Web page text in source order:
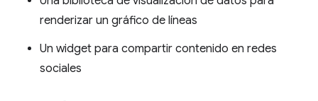
renderizar un gráfico de líneas
Un widget para compartir contenido en redes
sociales